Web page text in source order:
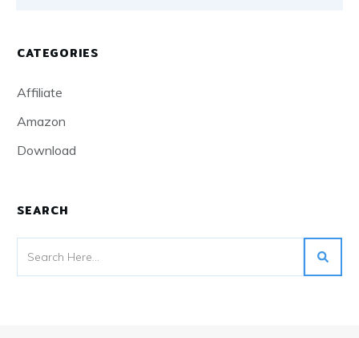
CATEGORIES
Affiliate
Amazon
Download
SEARCH